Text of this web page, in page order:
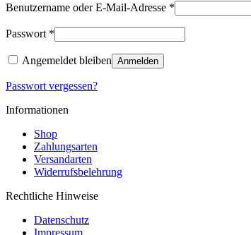
Benutzername oder E-Mail-Adresse *
Passwort *
Angemeldet bleiben Anmelden
Passwort vergessen?
Informationen
Shop
Zahlungsarten
Versandarten
Widerrufsbelehrung
Rechtliche Hinweise
Datenschutz
Impressum